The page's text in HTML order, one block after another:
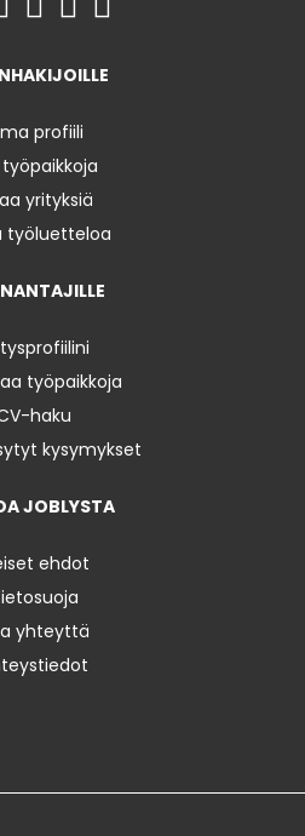
profiili
työpaikkoja
yrityksiä
työluetteloa
työpaikkoja
haku
kysymykset
JOBLYSTA
ehdot
yhteyttä